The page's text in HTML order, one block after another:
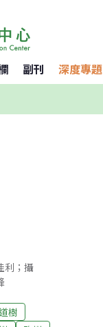
副刊 深度專題
利；攝
樹